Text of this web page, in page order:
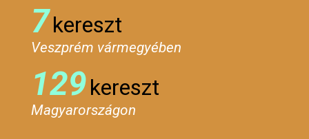
7kereszt
Veszprém vármegyében
129kereszt
Magyarországon